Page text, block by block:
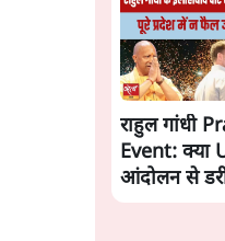
राहुल गांधी
Event: क्या
आंदोलन से